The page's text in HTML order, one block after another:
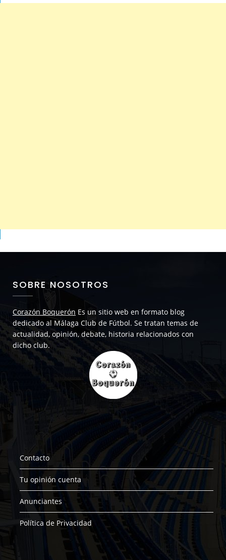
SOBRE NOSOTROS
Corazón Boquerón Es un sitio web en formato blog
dedicado al Málaga Club de Fútbol. Se tratan temas de
actualidad, opinión, debate, historia relacionados con
dicho club.
Contacto
Tu opinión cuenta
Anunciantes
Política de Privacidad